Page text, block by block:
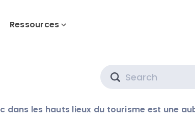
Ressources
dans les hauts lieux du tourisme est une